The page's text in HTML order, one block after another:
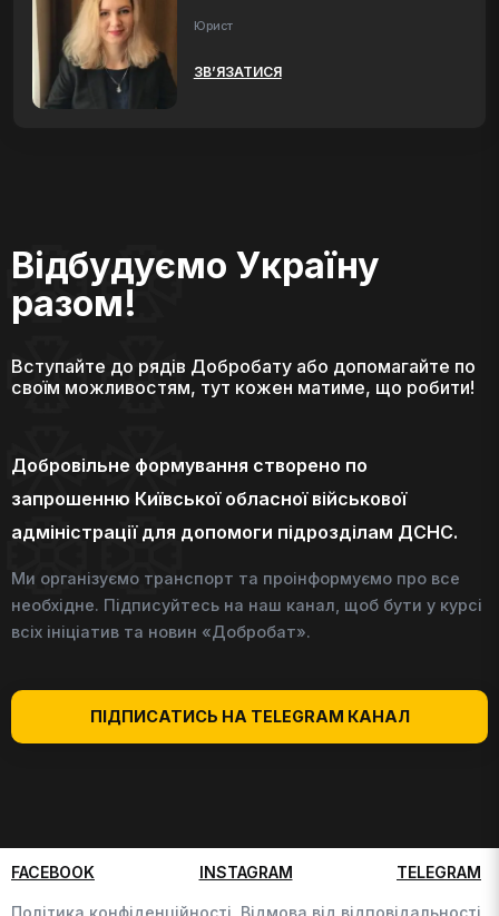
Юрист
ЗВ’ЯЗАТИСЯ
Відбудуємо Україну
разом!
Вступайте до рядів Добробату або допомагайте по
своїм можливостям, тут кожен матиме, що робити!
Добровільне формування створено по
запрошенню Київської обласної військової
адміністрації для допомоги підрозділам ДСНС.
Ми організуємо транспорт та проінформуємо про все
необхідне. Підписуйтесь на наш канал, щоб бути у курсі
всіх ініціатив та новин «Добробат».
ПІДПИСАТИСЬ НА TELEGRAM КАНАЛ
FACEBOOK INSTAGRAM TELEGRAM
Політика конфіденційності, Відмова від відповідальності